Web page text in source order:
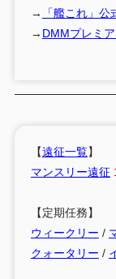
→
「艦これ」
→ DMMプレミ
【遠征一覧】
マンスリー遠征
【定期任務】
ウィークリー /
クォータリー /